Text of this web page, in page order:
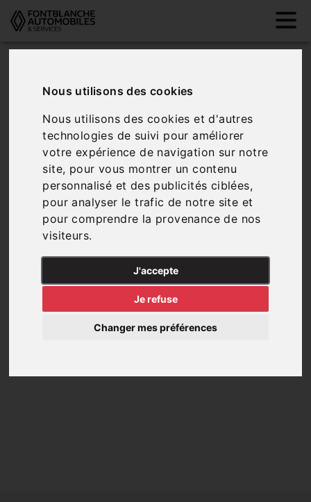
Nous utilisons des cookies
Nous utilisons des cookies et d'autres
technologies de suivi pour améliorer
votre expérience de navigation sur notre
site, pour vous montrer un contenu
personnalisé et des publicités ciblées,
pour analyser le trafic de notre site et
pour comprendre la provenance de nos
visiteurs.
J'accepte
Je refuse
Changer mes préférences
Véhicules favoris
Aucun véhicule dans vos favoris, vous pouvez en
ajouter via notre page de véhicules
Sélectionner des
véhicules